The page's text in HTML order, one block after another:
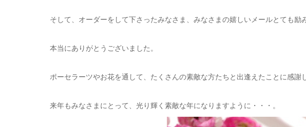
そして、オーダーをして下さったみなさま、みなさまの嬉しいメールとても励
本当にありがとうございました。
ポーセラーツやお花を通して、たくさんの素敵な方たちと出逢えたことに感謝
来年もみなさまにとって、光り輝く素敵な年になりますように・・・。